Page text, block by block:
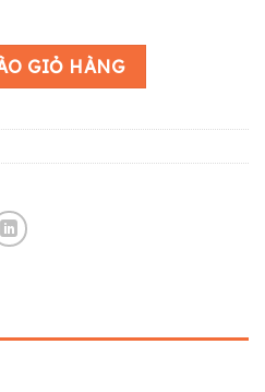
hình mèo nhà mini số lượng
GIỎ HÀNG